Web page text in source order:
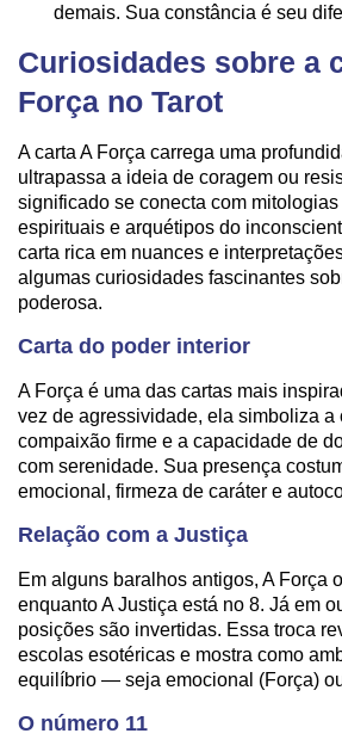
demais. Sua constância é seu
Curiosidades sobre a
Força no Tarot
A carta A Força carrega uma
ultrapassa a ideia de coragem ou
significado se conecta com
espirituais e arquétipos do
carta rica em nuances e
algumas curiosidades fascinantes
poderosa.
Carta do poder interior
A Força é uma das cartas mais
vez de agressividade, ela simboliza a
compaixão firme e a capacidade de
com serenidade. Sua presença
emocional, firmeza de caráter e
Relação com a Justiça
Em alguns baralhos antigos, A Força
enquanto A Justiça está no 8. Já em
posições são invertidas. Essa troca
escolas esotéricas e mostra como
equilíbrio — seja emocional (Força)
O número 11